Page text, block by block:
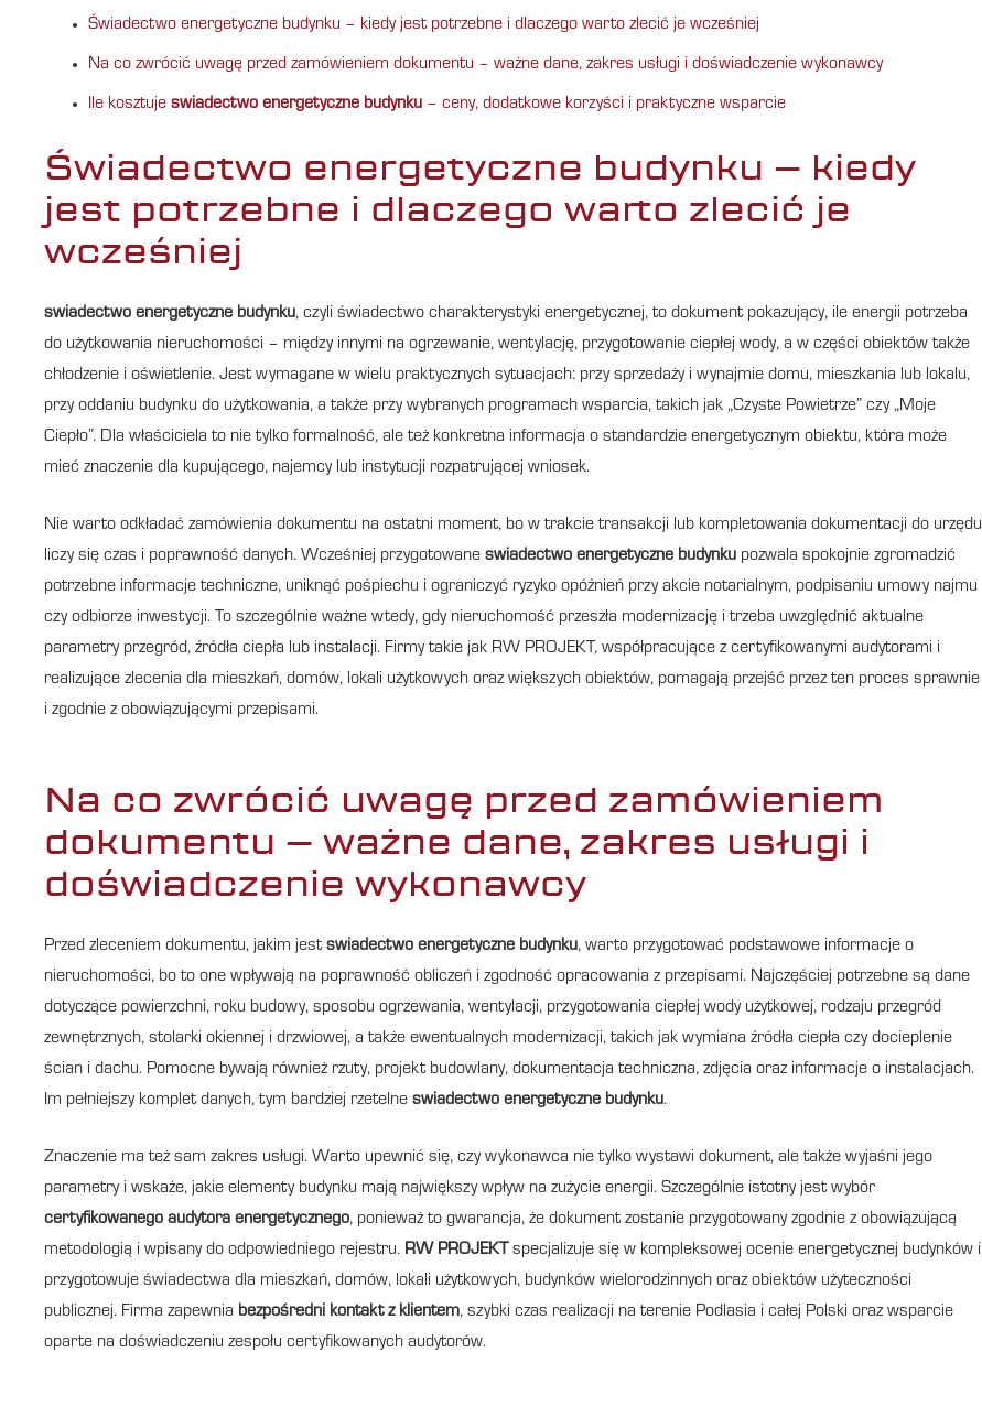
Świadectwo energetyczne budynku – kiedy jest potrzebne i dlaczego warto zlecić je wcześniej
Na co zwrócić uwagę przed zamówieniem dokumentu – ważne dane, zakres usługi i doświadczenie wykonawcy
Ile kosztuje swiadectwo energetyczne budynku – ceny, dodatkowe korzyści i praktyczne wsparcie
Świadectwo energetyczne budynku – kiedy
jest potrzebne i dlaczego warto zlecić je
wcześniej
swiadectwo energetyczne budynku, czyli świadectwo charakterystyki energetycznej, to dokument pokazujący, ile energii potrzeba
do użytkowania nieruchomości – między innymi na ogrzewanie, wentylację, przygotowanie ciepłej wody, a w części obiektów także
chłodzenie i oświetlenie. Jest wymagane w wielu praktycznych sytuacjach: przy sprzedaży i wynajmie domu, mieszkania lub lokalu,
przy oddaniu budynku do użytkowania, a także przy wybranych programach wsparcia, takich jak „Czyste Powietrze” czy „Moje
Ciepło”. Dla właściciela to nie tylko formalność, ale też konkretna informacja o standardzie energetycznym obiektu, która może
mieć znaczenie dla kupującego, najemcy lub instytucji rozpatrującej wniosek.
Nie warto odkładać zamówienia dokumentu na ostatni moment, bo w trakcie transakcji lub kompletowania dokumentacji do urzędu
liczy się czas i poprawność danych. Wcześniej przygotowane swiadectwo energetyczne budynku pozwala spokojnie zgromadzić
potrzebne informacje techniczne, uniknąć pośpiechu i ograniczyć ryzyko opóźnień przy akcie notarialnym, podpisaniu umowy najmu
czy odbiorze inwestycji. To szczególnie ważne wtedy, gdy nieruchomość przeszła modernizację i trzeba uwzględnić aktualne
parametry przegród, źródła ciepła lub instalacji. Firmy takie jak RW PROJEKT, współpracujące z certyfikowanymi audytorami i
realizujące zlecenia dla mieszkań, domów, lokali użytkowych oraz większych obiektów, pomagają przejść przez ten proces sprawnie
i zgodnie z obowiązującymi przepisami.
Na co zwrócić uwagę przed zamówieniem
dokumentu – ważne dane, zakres usługi i
doświadczenie wykonawcy
Przed zleceniem dokumentu, jakim jestswiadectwo energetyczne budynku, warto przygotować podstawowe informacje o
nieruchomości, bo to one wpływają na poprawność obliczeń i zgodność opracowania z przepisami. Najczęściej potrzebne są dane
dotyczące powierzchni, roku budowy, sposobu ogrzewania, wentylacji, przygotowania ciepłej wody użytkowej, rodzaju przegród
zewnętrznych, stolarki okiennej i drzwiowej, a także ewentualnych modernizacji, takich jak wymiana źródła ciepła czy docieplenie
ścian i dachu. Pomocne bywają również rzuty, projekt budowlany, dokumentacja techniczna, zdjęcia oraz informacje o instalacjach.
Im pełniejszy komplet danych, tym bardziej rzetelne swiadectwo energetyczne budynku.
Znaczenie ma też sam zakres usługi. Warto upewnić się, czy wykonawca nie tylko wystawi dokument, ale także wyjaśni jego
parametry i wskaże, jakie elementy budynku mają największy wpływ na zużycie energii. Szczególnie istotny jest wybór
certyfikowanego audytora energetycznego, ponieważ to gwarancja, że dokument zostanie przygotowany zgodnie z obowiązującą
metodologią i wpisany do odpowiedniego rejestru. RW PROJEKT specjalizuje się w kompleksowej ocenie energetycznej budynków i
przygotowuje świadectwa dla mieszkań, domów, lokali użytkowych, budynków wielorodzinnych oraz obiektów użyteczności
publicznej. Firma zapewnia bezpośredni kontakt z klientem, szybki czas realizacji na terenie Podlasia i całej Polski oraz wsparcie
oparte na doświadczeniu zespołu certyfikowanych audytorów.